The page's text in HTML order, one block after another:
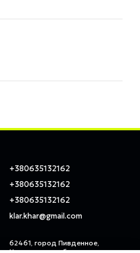
+380635132162
+380635132162
+380635132162
klar.khar@gmail.com
62461, город Пивденное,